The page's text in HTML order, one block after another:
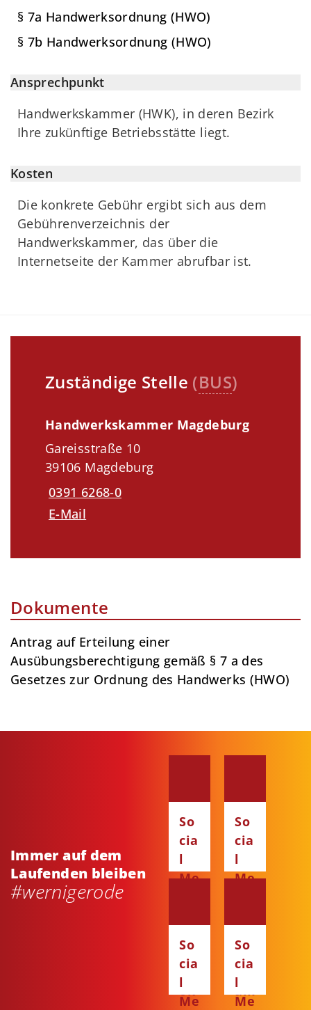
§ 7a Handwerksordnung (HWO)
§ 7b Handwerksordnung (HWO)
Ansprechpunkt
Handwerkskammer (HWK), in deren Bezirk
Ihre zukünftige Betriebsstätte liegt.
Kosten
Die konkrete Gebühr ergibt sich aus dem
Gebührenverzeichnis der
Handwerkskammer, das über die
Internetseite der Kammer abrufbar ist.
Zuständige Stelle (BUS)
Handwerkskammer Magdeburg
Gareisstraße 10
39106 Magdeburg
0391 6268-0
E-Mail
Dokumente
Antrag auf Erteilung einer
Ausübungsberechtigung gemäß § 7 a des
Gesetzes zur Ordnung des Handwerks (HWO)
Immer auf dem
Laufenden bleiben
#wernigerode
So
cia
l
Me
ce
bo
ok
So
cia
l
Me
ta
gr
am
So
cia
l
Me
So
cia
l
Me